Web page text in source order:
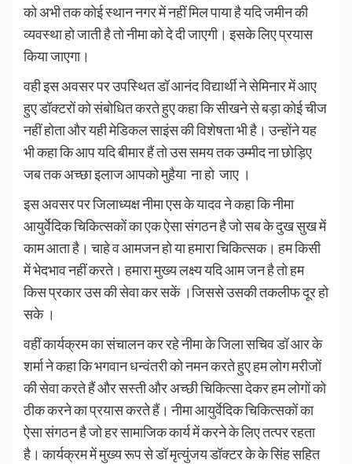
को अभी तक कोई स्थान नगर में नहीं मिल पाया है यदि जमीन की
व्यवस्था हो जाती है तो नीमा को दे दी जाएगी। इसके लिए प्रयास
किया जाएगा।
वही इस अवसर पर उपस्थित डॉ आनंद विद्यार्थी ने सेमिनार में आए
हुए डॉक्टरों को संबोधित करते हुए कहा कि सीखने से बड़ा कोई चीज
नहीं होता और यही मेडिकल साइंस की विशेषता भी है। उन्होंने यह
भी कहा कि आप यदि बीमार हैं तो उस समय तक उम्मीद ना छोड़िए
जब तक अच्छा इलाज आपको मुहैया ना हो जाए ।
इस अवसर पर जिलाध्यक्ष नीमा एस के यादव ने कहा कि नीमा
आयुर्वेदिक चिकित्सकों का एक ऐसा संगठन है जो सब के दुख सुख में
काम आता है। चाहे व आमजन हो या हमारा चिकित्सक। हम किसी
में भेदभाव नहीं करते। हमारा मुख्य लक्ष्य यदि आम जन है तो हम
किस प्रकार उस की सेवा कर सकें ।जिससे उसकी तकलीफ दूर हो
सके ।
वहीं कार्यक्रम का संचालन कर रहे नीमा के जिला सचिव डॉ आर के
शर्मा ने कहा कि भगवान धन्वंतरी को नमन करते हुए हम लोग मरीजों
की सेवा करते हैं और सस्ती और अच्छी चिकित्सा देकर हम लोगों को
ठीक करने का प्रयास करते हैं। नीमा आयुर्वेदिक चिकित्सकों का
ऐसा संगठन है जो हर सामाजिक कार्य में करने के लिए तत्पर रहता
है। कार्यक्रम में मुख्य रूप से डॉ मृत्युंजय डॉक्टर के के सिंह सहित